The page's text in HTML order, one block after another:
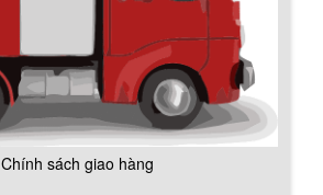
Chính sách giao hàng
MÁY TRỘN BỘT KHÔ 500KG
Máy trộn bột khô 500kg được thiết kế
thân bồn nằm ngang, với cánh trộn bột
xoay đảo thuận nghịch. Vật liệu...